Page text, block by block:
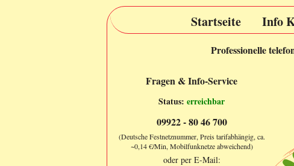
Startseite Info
Professionelle
Fragen & Info-Service
Status: erreichbar
09922 - 80 46 700
(Deutsche Festnetznummer, Preis tarifabhängig, ca.
~0,14 €/Min, Mobilfunknetze abweichend)
oder per E-Mail: